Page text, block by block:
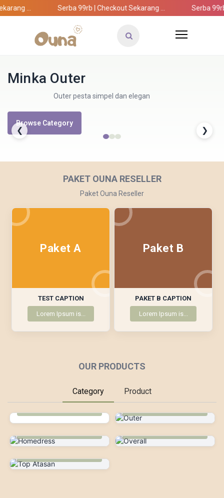
... Serba 99rb | Checkout Sekarang ... Serba
Minka Outer
Outer pesta simpel dan elegan
Browse Category
price
Shop
miss it
Shop
❮ ❯
PAKET OUNA RESELLER
Paket Ouna Reseller
Paket A
TEST CAPTION
Lorem Ipsum is...
Paket B
PAKET B CAPTION
Lorem Ipsum is...
OUR PRODUCTS
Category Product
Homedress Overall
Top Atasan